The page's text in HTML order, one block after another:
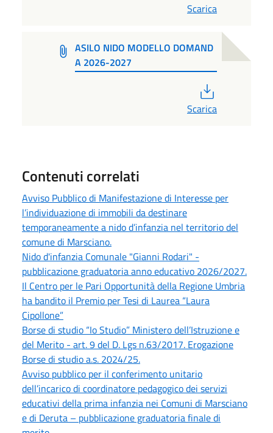
Scarica
ASILO NIDO MODELLO DOMAND
A 2026-2027
Scarica
Contenuti correlati
Avviso Pubblico di Manifestazione di Interesse per
l’individuazione di immobili da destinare
temporaneamente a nido d’infanzia nel territorio del
comune di Marsciano.
Nido d'infanzia Comunale "Gianni Rodari" -
pubblicazione graduatoria anno educativo 2026/2027.
Il Centro per le Pari Opportunità della Regione Umbria
ha bandito il Premio per Tesi di Laurea “Laura
Cipollone”
Borse di studio “Io Studio” Ministero dell’Istruzione e
del Merito - art. 9 del D. Lgs n.63/2017. Erogazione
Borse di studio a.s. 2024/25.
Avviso pubblico per il conferimento unitario
dell’incarico di coordinatore pedagogico dei servizi
educativi della prima infanzia nei Comuni di Marsciano
e di Deruta – pubblicazione graduatoria finale di